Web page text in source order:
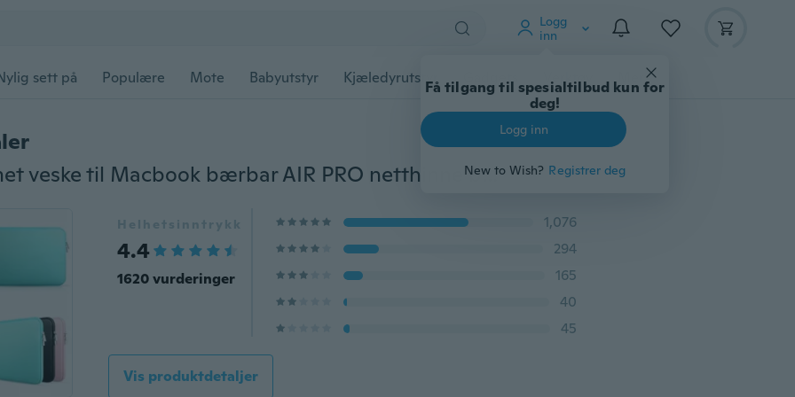
Logg
inn
Få tilgang til spesialtilbud kun for
deg!
Logg inn
New to Wish? Registrer deg
sett på Populære Mote Babyutstyr Kjæledyrutstyr Gadgets Verktøy
Glidelås ermet veske til Macbook bærbar AIR PRO netthinne bærbar veske
Helhetsinntrykk
4.4
1620 vurderinger
1,076
294
165
40
45
Vis produktdetaljer